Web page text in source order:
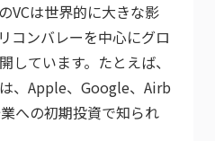
VCは世界的に大きな影
コンバレーを中心にグロ
しています。たとえば、
、Apple、Google、Airb
への初期投資で知られ